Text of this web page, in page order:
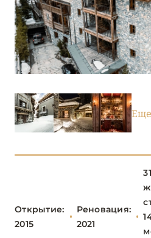
О-ДЕ-ФРАНС
ОВЕРНЬ-
Airelles Val d'Isère
Alpes Hôtel du Pralong
Altapura
Chalet Alice, Chalet Noémie
d'Arbois)
Еще
Открытие:
2015
Реновация:
2021